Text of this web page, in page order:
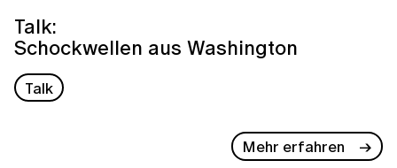
Talk:
Schockwellen aus Washington
Talk
Mehr erfahren